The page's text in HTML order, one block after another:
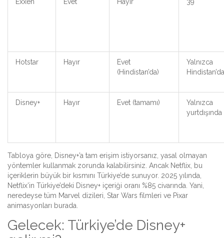
Exxen Evet Hayır 39
Hotstar Hayır
Evet
(Hindistan’da)
Yalnızca
Hindistan’da
Disney+ Hayır Evet (tamamı)
Yalnızca
yurtdışında
Tabloya göre, Disney+’a tam erişim istiyorsanız, yasal olmayan
yöntemler kullanmak zorunda kalabilirsiniz. Ancak Netflix, bu
içeriklerin büyük bir kısmını Türkiye’de sunuyor. 2025 yılında,
Netflix’in Türkiye’deki Disney+ içeriği oranı %85 civarında. Yani,
neredeyse tüm Marvel dizileri, Star Wars filmleri ve Pixar
animasyonları burada.
Gelecek: Türkiye’de Disney+